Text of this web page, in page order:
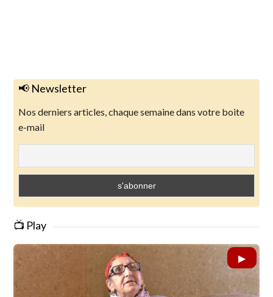
📢 Newsletter
Nos derniers articles, chaque semaine dans votre boite
e-mail
📺 Play